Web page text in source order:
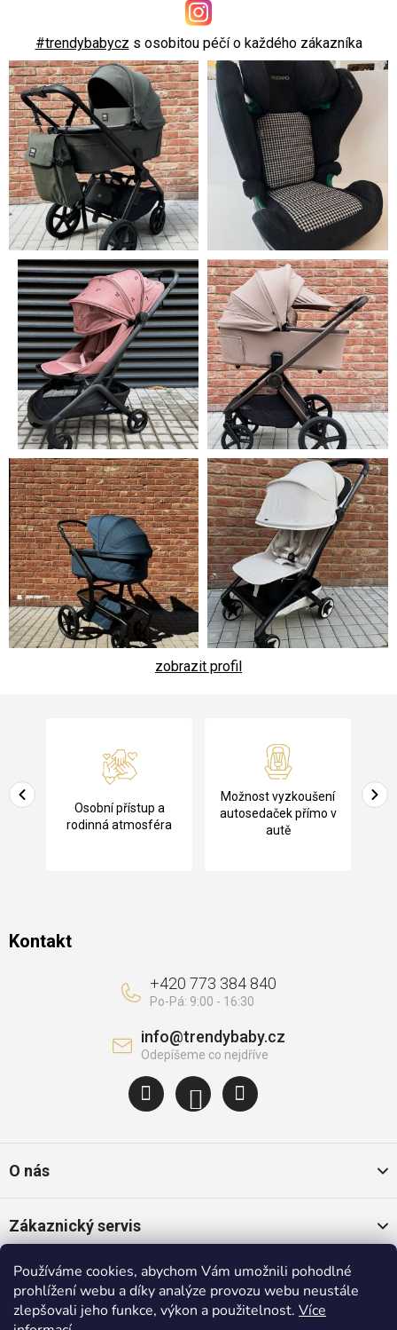
Používáme cookies, abychom Vám umožnili pohodlné
prohlížení webu a díky analýze provozu webu neustále
zlepšovali jeho funkce, výkon a použitelnost. Více
#trendybabycz s osobitou péčí o každého zákazníka
zobrazit profil
a
Osobní přístup a
rodinná atmosféra
Možnost vyzkoušení
autosedaček přímo v
autě
Kontakt
info@trendybaby.cz
+420 773 384 840
O nás
Zákaznický servis
Oblíbené kategorie